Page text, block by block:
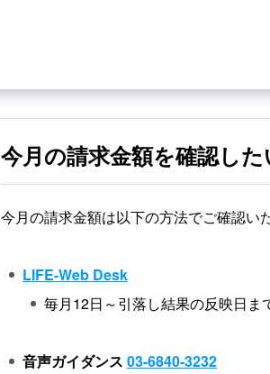
今月の請求金額を確認した
今月の請求金額は以下の方法でご確認い
LIFE-Web Desk
毎月12日～引落し結果の反映日ま
音声ガイダンス 03-6840-3232